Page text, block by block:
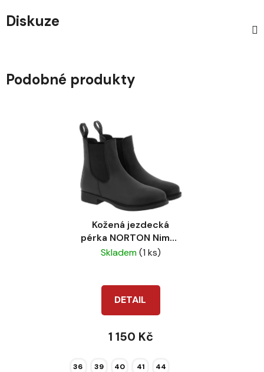
Diskuze
Podobné produkty
Kožená jezdecká
pérka NORTON Nimes
černá
Skladem(1 ks)
DETAIL
1 150 Kč
36 39 40 41 44